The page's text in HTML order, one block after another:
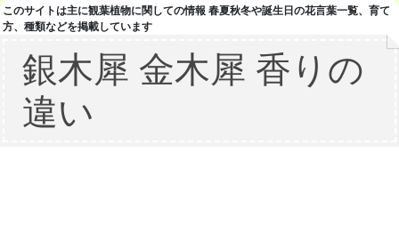
このサイトは主に観葉植物に関しての情報 春夏秋冬や誕生日の花言葉一覧、育て
方、種類などを掲載しています
銀木犀 金木犀 香りの
違い